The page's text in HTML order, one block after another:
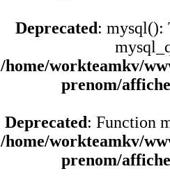
Deprecated: mysql():
/home/workteamkv/
prenom/
Deprecated: Function
/home/workteamkv/
prenom/